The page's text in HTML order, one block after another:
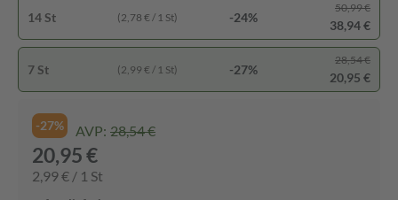
14 St (2,78 € / 1 St) -24%
50,99 €
38,94 €
7 St (2,99 € / 1 St) -27%
28,54 €
20,95 €
-27% AVP: 28,54 €
20,95 €
2,99 € / 1 St